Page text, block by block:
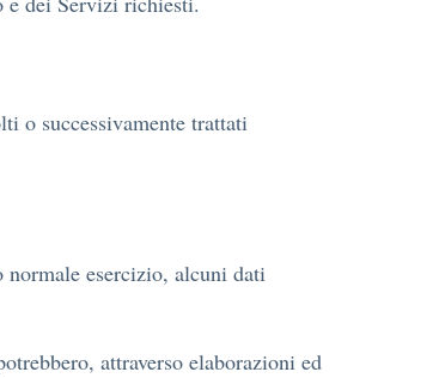
o successivamente trattati
esercizio, alcuni dati
attraverso elaborazioni ed